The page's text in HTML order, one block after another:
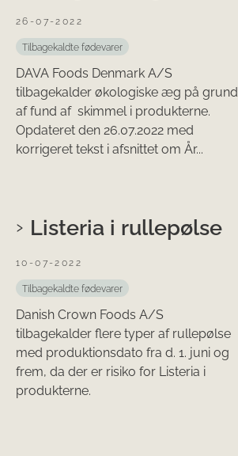
26-07-2022
Tilbagekaldte fødevarer
DAVA Foods Denmark A/S
tilbagekalder økologiske æg på grund
af fund af skimmel i produkterne.
Opdateret den 26.07.2022 med
korrigeret tekst i afsnittet om År...
Listeria i rullepølse
10-07-2022
Tilbagekaldte fødevarer
Danish Crown Foods A/S
tilbagekalder flere typer af rullepølse
med produktionsdato fra d. 1. juni og
frem, da der er risiko for Listeria i
produkterne.